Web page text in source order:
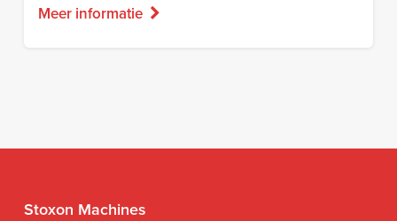
Meer informatie
Stoxon Machines